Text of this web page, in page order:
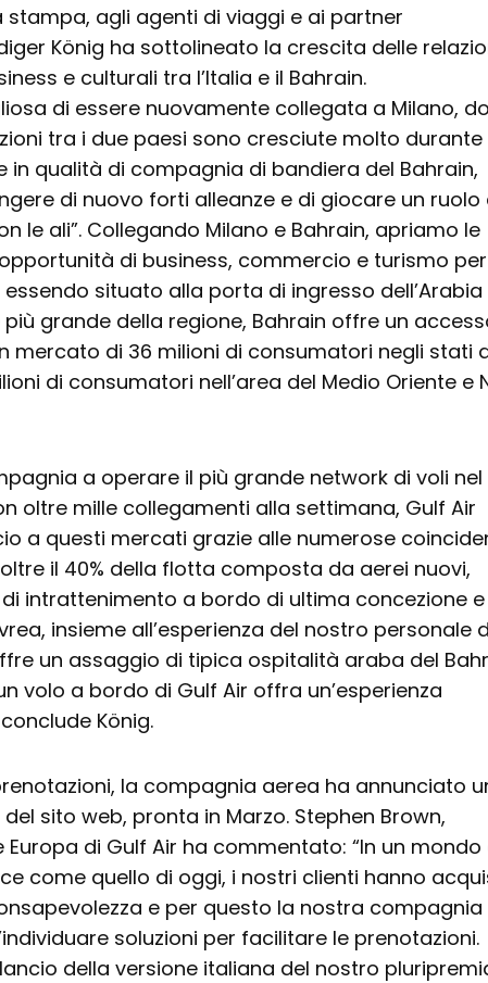
stampa, agli agenti di viaggi e ai partner
König ha sottolineato la crescita delle
e culturali tra l’Italia e il Bahrain.
di essere nuovamente collegata a Milano,
tra i due paesi sono cresciute molto durante
in qualità di compagnia di bandiera del Bahrain,
di nuovo forti alleanze e di giocare un ruolo
le ali”. Collegando Milano e Bahrain, apriamo le
di business, commercio e turismo per
essendo situato alla porta di ingresso dell’Arabia
più grande della regione, Bahrain offre un
mercato di 36 milioni di consumatori negli stati
di consumatori nell’area del Medio Oriente e
a operare il più grande network di voli nel
oltre mille collegamenti alla settimana, Gulf Air
a questi mercati grazie alle numerose
il 40% della flotta composta da aerei nuovi,
intrattenimento a bordo di ultima concezione e
insieme all’esperienza del nostro personale
un assaggio di tipica ospitalità araba del
volo a bordo di Gulf Air offra un’esperienza
König.
la compagnia aerea ha annunciato
sito web, pronta in Marzo. Stephen Brown,
Europa di Gulf Air ha commentato: “In un mondo
come quello di oggi, i nostri clienti hanno
e per questo la nostra compagnia
soluzioni per facilitare le prenotazioni.
della versione italiana del nostro